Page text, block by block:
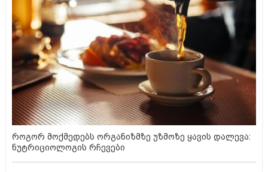
როგორ მოქმედებს ორგანიზმზე უზმოზე ყავის დალევა:
ნუტრიციოლოგის რჩევები